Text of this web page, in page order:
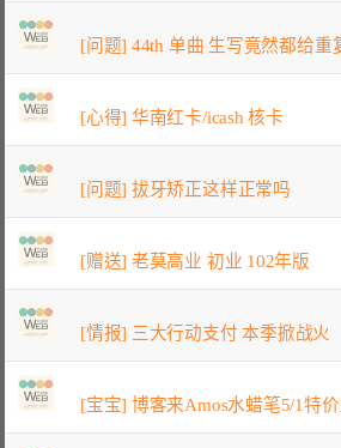
[问题] 44th 单曲 生写竟然都给重
[心得] 华南红卡/icash 核卡
[问题] 拔牙矫正这样正常吗
[赠送] 老莫高业 初业 102年版
[情报] 三大行动支付 本季掀战火
[宝宝] 博客来Amos水蜡笔5/1特